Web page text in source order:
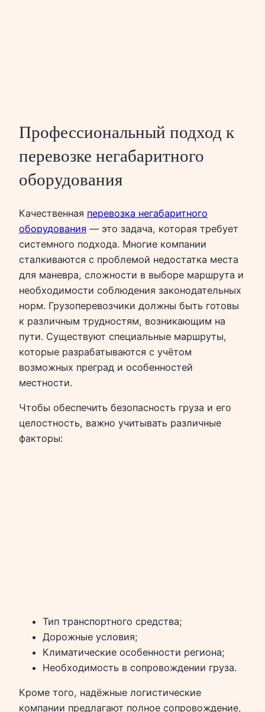
Профессиональный подход к
перевозке негабаритного
оборудования
Качественная перевозка негабаритного
оборудования — это задача, которая требует
системного подхода. Многие компании
сталкиваются с проблемой недостатка места
для маневра, сложности в выборе маршрута и
необходимости соблюдения законодательных
норм. Грузоперевозчики должны быть готовы
к различным трудностям, возникающим на
пути. Существуют специальные маршруты,
которые разрабатываются с учётом
возможных преград и особенностей
местности.
Чтобы обеспечить безопасность груза и его
целостность, важно учитывать различные
факторы:
Тип транспортного средства;
Дорожные условия;
Климатические особенности региона;
Необходимость в сопровождении груза.
Кроме того, надёжные логистические
компании предлагают полное сопровождение,